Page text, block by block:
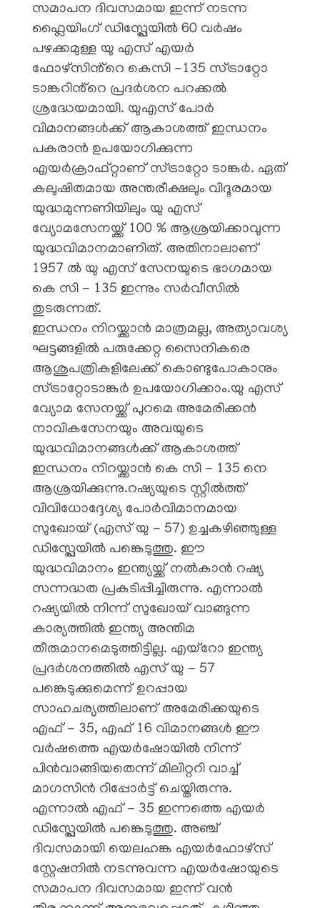
സമാപന ദിവസമായ ഇന്ന് നടന്ന
ഫ്ലൈയിംഗ് ഡിസ്പ്ലേയിൽ 60 വർഷം
പഴക്കമുള്ള യു എസ് എയർ
ഫോഴ്സിൻ്റെ കെസി -135 സ്ട്രാറ്റോ
ടാങ്കറിൻ്റെ പ്രദർശന പറക്കൽ
ശ്രദ്ധേയമായി. യുഎസ് പോർ
വിമാനങ്ങൾക്ക് ആകാശത്ത് ഇന്ധനം
പകരാൻ ഉപയോഗിക്കുന്ന
എയർക്രാഫ്റ്റാണ് സ്ട്രാറ്റോ ടാങ്കർ. ഏത്
കലുഷിതമായ അന്തരീക്ഷലും വിദൂരമായ
യുദ്ധമുന്നണിയിലും യു എസ്
വ്യോമസേനയ്ക്ക് 100 % ആശ്രയിക്കാവുന്ന
യുദ്ധവിമാനമാണിത്. അതിനാലാണ്
1957 ൽ യു എസ് സേനയുടെ ഭാഗമായ
കെ സി - 135 ഇന്നും സർവീസിൽ
തുടരുന്നത്.
ഇന്ധനം നിറയ്ക്കാൻ മാത്രമല്ല, അത്യാവശ്യ
ഘട്ടങ്ങളിൽ പരുക്കേറ്റ സൈനികരെ
ആശുപത്രികളിലേക്ക് കൊണ്ടുപോകാനും
സ്ട്രാറ്റോടാങ്കർ ഉപയോഗിക്കാം.യു എസ്
വ്യോമ സേനയ്ക്ക് പുറമെ അമേരിക്കൻ
നാവികസേനയും അവയുടെ
യുദ്ധവിമാനങ്ങൾക്ക് ആകാശത്ത്
ഇന്ധനം നിറയ്ക്കാൻ കെ സി - 135 നെ
ആശ്രയിക്കുന്നു.റഷ്യയുടെ സ്റ്റീൽത്ത്
വിവിധോദ്ദേശ്യ പോർവിമാനമായ
സുഖോയ് (എസ് യു - 57) ഉച്ചകഴിഞ്ഞുള്ള
ഡിസ്പ്ലേയിൽ പങ്കെടുത്തു. ഈ
യുദ്ധവിമാനം ഇന്ത്യയ്ക്ക് നൽകാൻ റഷ്യ
സന്നദ്ധത പ്രകടിപ്പിച്ചിരുന്നു. എന്നാൽ
റഷ്യയിൽ നിന്ന് സുഖോയ് വാങ്ങുന്ന
കാര്യത്തിൽ ഇന്ത്യ അന്തിമ
തീരുമാനമെടുത്തിട്ടില്ല. എയ്റോ ഇന്ത്യ
പ്രദർശനത്തിൽ എസ് യു - 57
പങ്കെടുക്കുമെന്ന് ഉറപ്പായ
സാഹചര്യത്തിലാണ് അമേരിക്കയുടെ
എഫ് - 35, എഫ് 16 വിമാനങ്ങൾ ഈ
വർഷത്തെ എയർഷോയിൽ നിന്ന്
പിൻവാങ്ങിയതെന്ന് മിലിറ്ററി വാച്ച്
മാഗസിൻ റിപ്പോർട്ട് ചെയ്തിരുന്നു.
എന്നാൽ എഫ് - 35 ഇന്നത്തെ എയർ
ഡിസ്പ്ലേയിൽ പങ്കെടുത്തു. അഞ്ച്
ദിവസമായി യെലഹങ്ക എയർഫോഴ്സ്
സ്റ്റേഷനിൽ നടന്നുവന്ന എയർഷോയുടെ
സമാപന ദിവസമായ ഇന്ന് വൻ